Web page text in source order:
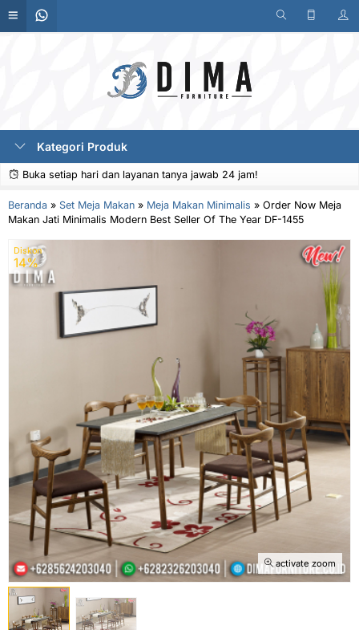
Kategori Produk
Buka setiap hari dan layanan tanya jawab 24 jam!
Beranda » Set Meja Makan » Meja Makan Minimalis » Order Now Meja
Makan Jati Minimalis Modern Best Seller Of The Year DF-1455
activate zoom
Diskon
14%